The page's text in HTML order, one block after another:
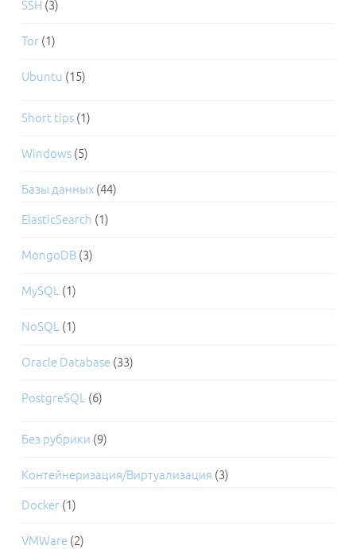
SSH (3)
Tor (1)
Ubuntu (15)
Short tips (1)
Windows (5)
Базы данных (44)
ElasticSearch (1)
MongoDB (3)
MySQL (1)
NoSQL (1)
Oracle Database (33)
PostgreSQL (6)
Без рубрики (9)
Контейнеризация/Виртуализация (3)
Docker (1)
VMWare (2)